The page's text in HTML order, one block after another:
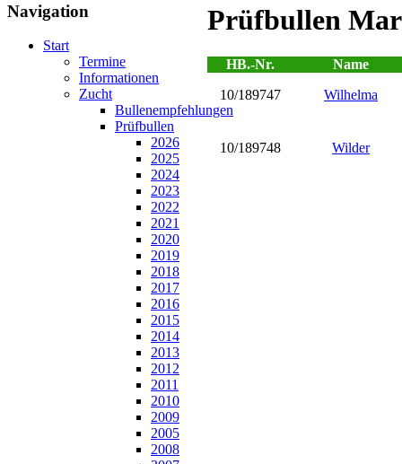
Navigation
Start
Termine
Informationen
Zucht
Bullenempfehlungen
Prüfbullen
2026
2025
2024
2023
2022
2021
2020
2019
2018
2017
2016
2015
2014
2013
2012
2011
2010
2009
2005
2008
Prüfbullen
HB.-Nr.
Name
10/189747
Wilhelma
10/189748 Wilder